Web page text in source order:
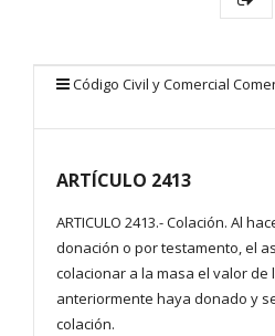
Código Civil y Comercial
ARTÍCULO 2413
ARTICULO 2413.- Colación. Al
donación o por testamento, el
colacionar a la masa el valor de
anteriormente haya donado y
colación.